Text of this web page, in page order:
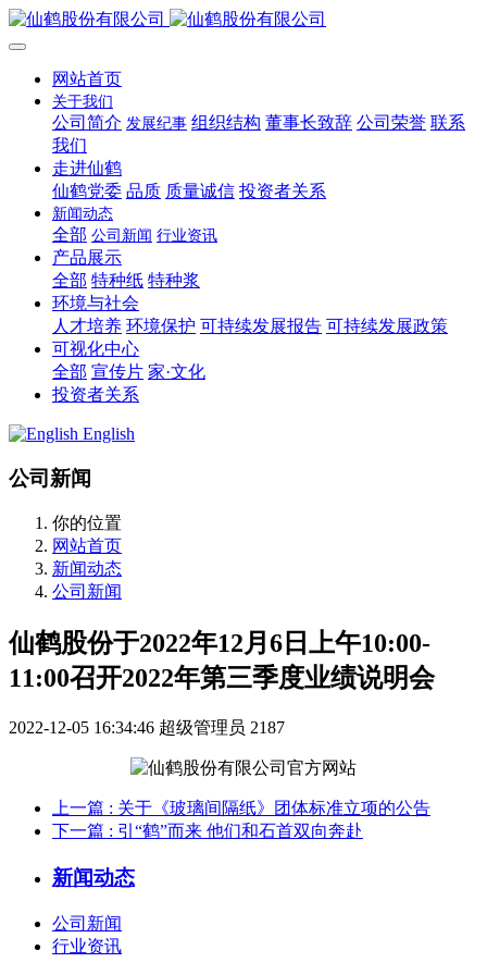
网站首页
关于我们
公司简介 发展纪事 组织结构 董事长致辞 公司荣誉 联系
我们
走进仙鹤
仙鹤党委 品质 质量诚信 投资者关系
新闻动态
全部 公司新闻 行业资讯
产品展示
全部 特种纸 特种浆
环境与社会
人才培养 环境保护 可持续发展报告 可持续发展政策
可视化中心
全部 宣传片 家·文化
投资者关系
English
公司新闻
你的位置
网站首页
新闻动态
公司新闻
仙鹤股份于2022年12月6日上午10:00-
11:00召开2022年第三季度业绩说明会
2022-12-05 16:34:46 超级管理员 2187
上一篇 : 关于《玻璃间隔纸》团体标准立项的公告
下一篇 : 引“鹤”而来 他们和石首双向奔赴
新闻动态
公司新闻
行业资讯